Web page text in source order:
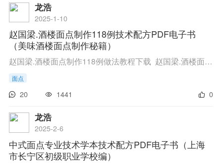
龙浩
2025-1-10
赵国梁.酒楼面点制作118例技术配方PDF电子书
（美味酒楼面点制作秘籍）
赵国梁.酒楼面点制作118例做法教程下载 赵国梁.酒楼面点制作118例技术配方教程 链接 点此进入百度网盘下载 ...
面点
20 1441 0
龙浩
2025-2-6
中式面点专业技术学本技术配方PDF电子书（上海
市长宁区初级职业学校编）